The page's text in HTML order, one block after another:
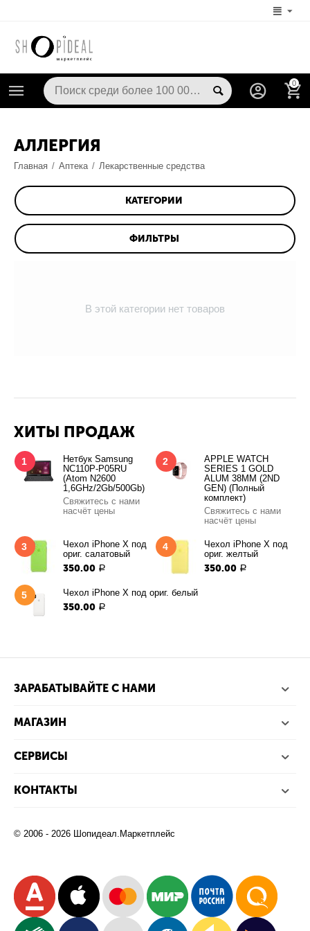
0
АЛЛЕРГИЯ
Главная / Аптека / Лекарственные средства
КАТЕГОРИИ
ФИЛЬТРЫ
В этой категории нет товаров
ХИТЫ ПРОДАЖ
1
Нетбук Samsung
NC110P-P05RU
(Atom N2600
1,6GHz/2Gb/500Gb)
Свяжитесь с нами
насчёт цены
2
APPLE WATCH
SERIES 1 GOLD
ALUM 38MM (2ND
GEN) (Полный
комплект)
Свяжитесь с нами
насчёт цены
3
Чехол iPhone X под
ориг. салатовый
350.00 Р
4
Чехол iPhone X под
ориг. желтый
350.00 Р
5 Чехол iPhone X под ориг. белый
350.00 Р
ЗАРАБАТЫВАЙТЕ С НАМИ
МАГАЗИН
СЕРВИСЫ
КОНТАКТЫ
© 2006 - 2026 Шопидеал.Маркетплейс